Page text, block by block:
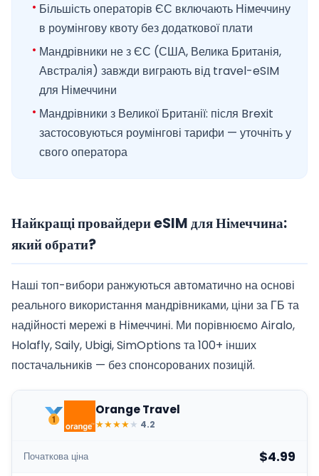
Більшість операторів ЄС включають Німеччину
в роумінгову квоту без додаткової плати
Мандрівники не з ЄС (США, Велика Британія,
Австралія) завжди виграють від travel-eSIM
для Німеччини
Мандрівники з Великої Британії: після Brexit
застосовуються роумінгові тарифи — уточніть у
свого оператора
Найкращі провайдери eSIM для Німеччина:
який обрати?
Наші топ-вибори ранжуються автоматично на основі
реального використання мандрівниками, ціни за ГБ та
надійності мережі в Німеччині. Ми порівнюємо Airalo,
Holafly, Saily, Ubigi, SimOptions та 100+ інших
постачальників — без спонсорованих позицій.
Orange Travel
★★★★★ 4.2
Початкова ціна $4.99